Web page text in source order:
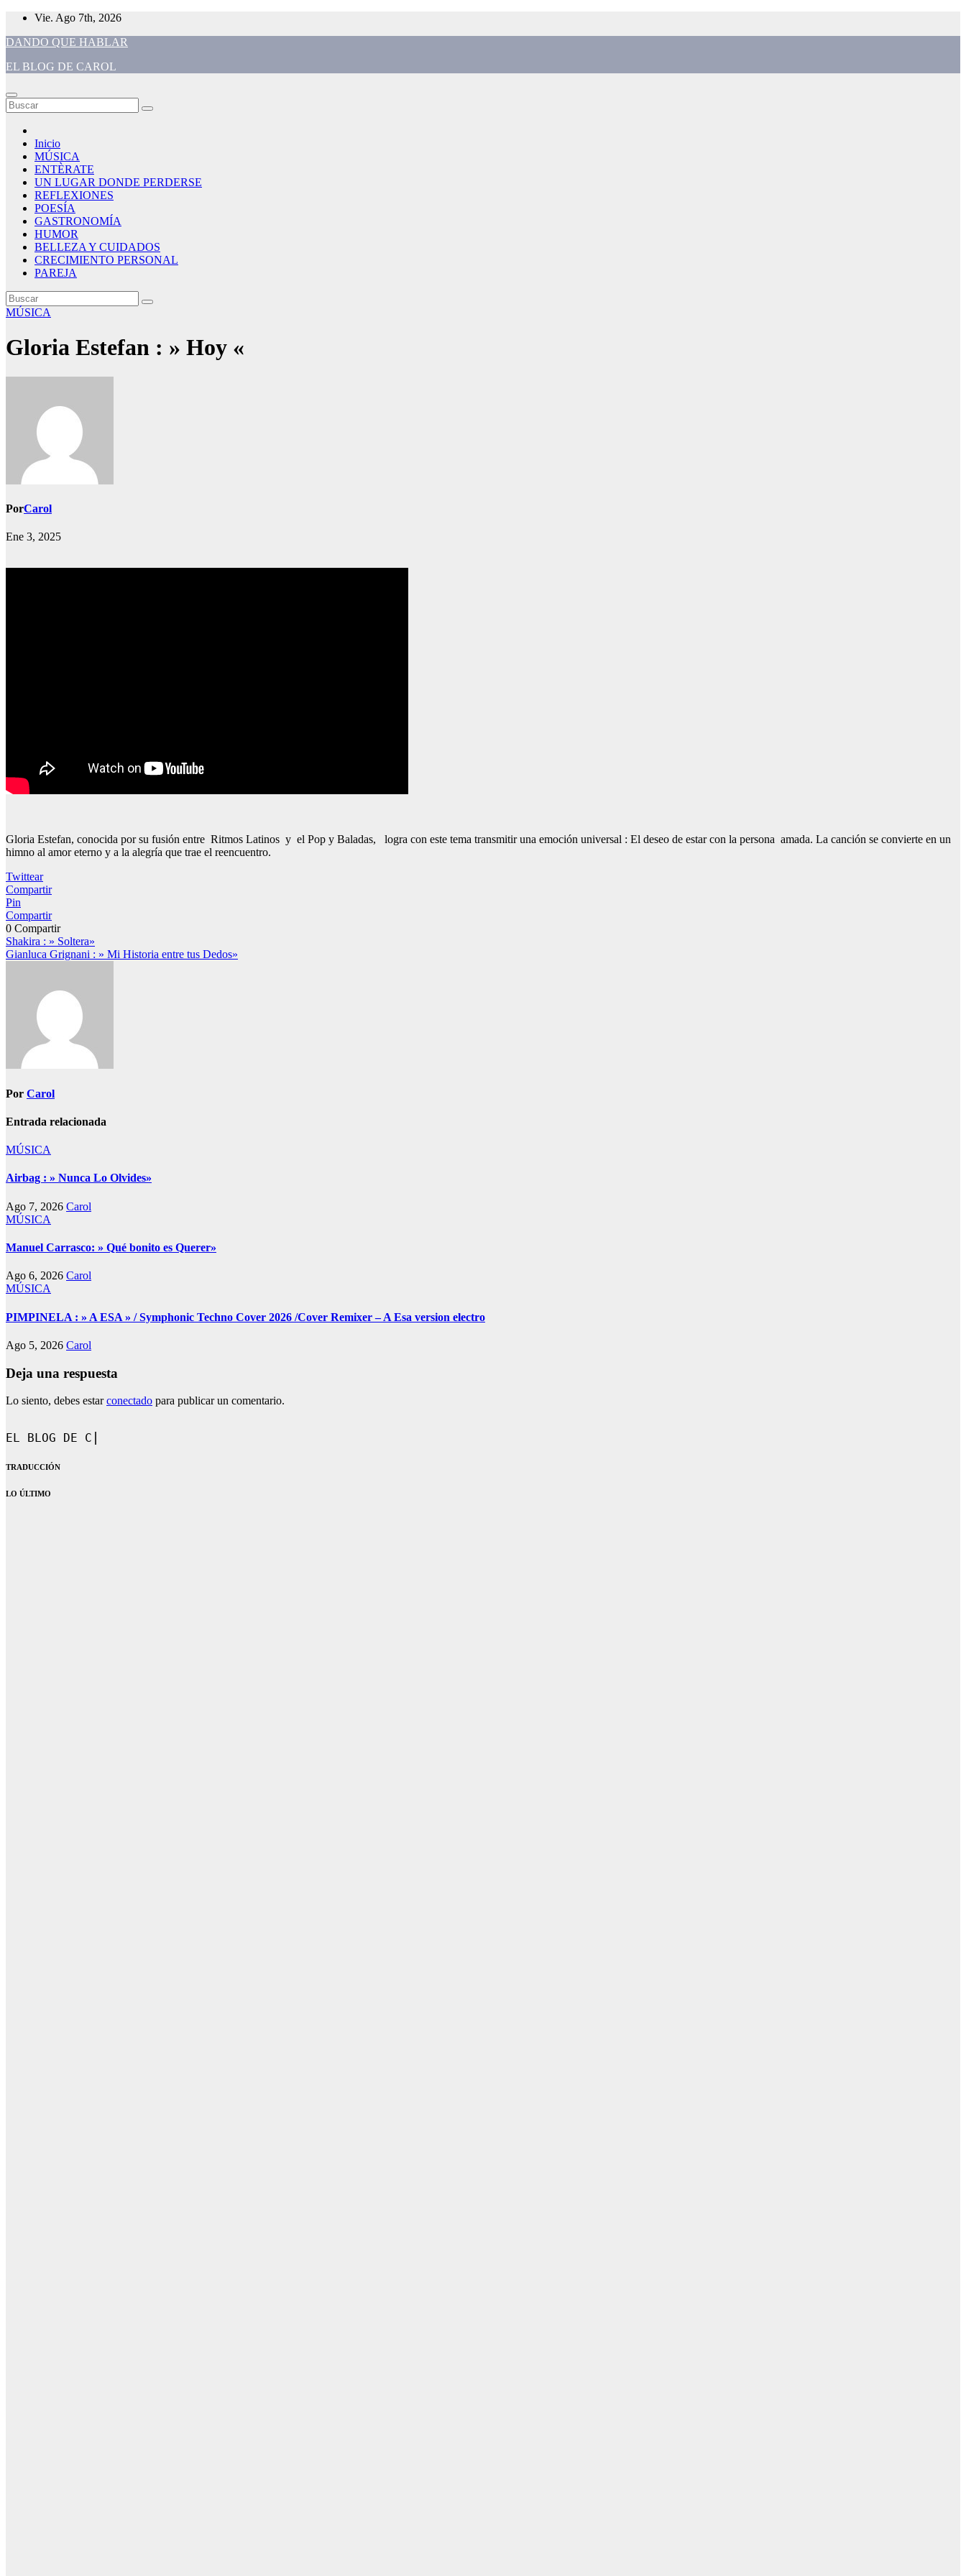
Saltar
contenido
Vie. Ago 7th, 2026
DANDO QUE HABLAR
EL BLOG DE CAROL
Inicio
MÚSICA
ENTÈRATE
UN LUGAR DONDE PERDERSE
REFLEXIONES
POESÍA
GASTRONOMÍA
HUMOR
BELLEZA Y CUIDADOS
CRECIMIENTO PERSONAL
PAREJA
MÚSICA
Gloria Estefan : » Hoy «
PorCarol
Ene 3, 2025
Gloria Estefan, conocida por su fusión entre Ritmos Latinos y el Pop y Baladas, logra con este tema transmitir una emoción universal : El deseo de estar con la persona amada. La canción se convierte en un
himno al amor eterno y a la alegría que trae el reencuentro.
Twittear
Compartir
Pin
Compartir
0 Compartir
Navegación
de
Shakira : » Soltera»
Gianluca Grignani : » Mi Historia entre tus Dedos»
Por Carol
Entrada relacionada
MÚSICA
Airbag : » Nunca Lo Olvides»
Ago 7, 2026 Carol
MÚSICA
Manuel Carrasco: » Qué bonito es Querer»
Ago 6, 2026 Carol
MÚSICA
PIMPINELA : » A ESA » / Symphonic Techno Cover 2026 /Cover Remixer – A Esa version electro
Ago 5, 2026 Carol
Deja una respuesta
Lo siento, debes estarconectado para publicar un comentario.
EL BLOG DE CAROL.
TRADUCCIÓN
LO ÚLTIMO